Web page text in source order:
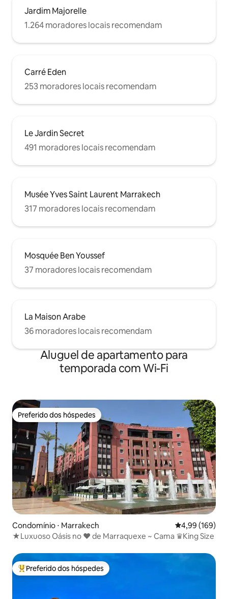
Jardim Majorelle
1.264 moradores locais recomendam
Carré Eden
253 moradores locais recomendam
Le Jardin Secret
491 moradores locais recomendam
Musée Yves Saint Laurent Marrakech
317 moradores locais recomendam
Mosquée Ben Youssef
37 moradores locais recomendam
La Maison Arabe
36 moradores locais recomendam
Aluguel de apartamento para
temporada com Wi-Fi
Preferido dos hóspedes
Preferido dos hóspedes
Condomínio ⋅ Marrakech 4,99 de uma
4,99 (169)
★Luxuoso Oásis no ❤ de Marraquexe ~ Cama ♛King Size
Entre os melhores preferidos dos hóspedes
Preferido dos hóspedes